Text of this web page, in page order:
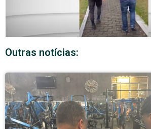
Outras notícias: